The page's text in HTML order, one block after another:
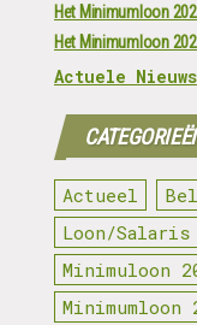
Het Minimumloon
Het Minimumloon
Actuele Nieuws
Actueel
Loon/Salaris
Minimuloon
Minimumloon